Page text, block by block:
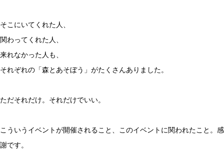
そこにいてくれた人、
関わってくれた人、
来れなかった人も、
それぞれの「森とあそぼう」がたくさんありました。
ただそれだけ。それだけでいい。
こういうイベントが開催されること、このイベントに関われたこと。感
謝です。